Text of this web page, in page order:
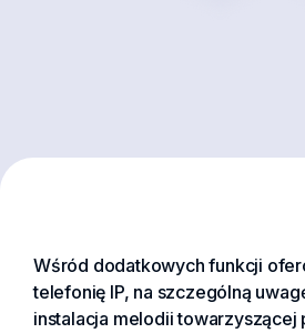
Wśród dodatkowych funkcji
telefonię IP, na szczególną
instalacja melodii towarzyszącej